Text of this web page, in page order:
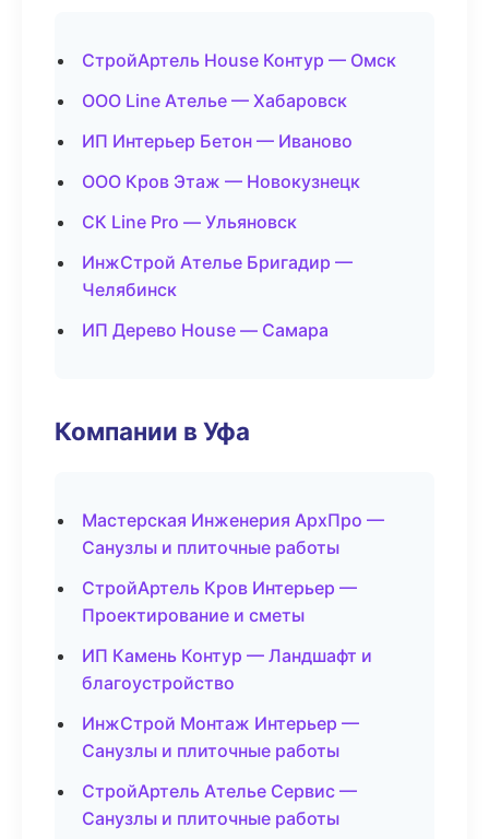
СтройАртель House Контур — Омск
ООО Line Ателье — Хабаровск
ИП Интерьер Бетон — Иваново
ООО Кров Этаж — Новокузнецк
СК Line Pro — Ульяновск
ИнжСтрой Ателье Бригадир —
Челябинск
ИП Дерево House — Самара
Компании в Уфа
Мастерская Инженерия АрхПро —
Санузлы и плиточные работы
СтройАртель Кров Интерьер —
Проектирование и сметы
ИП Камень Контур — Ландшафт и
благоустройство
ИнжСтрой Монтаж Интерьер —
Санузлы и плиточные работы
СтройАртель Ателье Сервис —
Санузлы и плиточные работы